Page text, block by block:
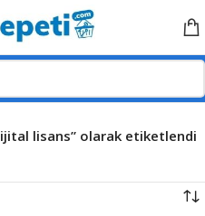
lisans” olarak etiketlendi